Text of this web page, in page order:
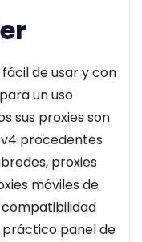
de usar y con
un uso
sus proxies son
procedentes
proxies
móviles de
práctico panel de